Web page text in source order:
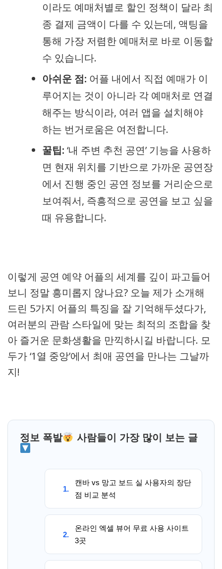
이라도 예매처별로 할인 정책이 달라 최
종 결제 금액이 다를 수 있는데, 액팅을
통해 가장 저렴한 예매처로 바로 이동할
수 있습니다.
아쉬운 점: 어플 내에서 직접 예매가 이
루어지는 것이 아니라 각 예매처로 연결
해주는 방식이라, 여러 앱을 설치해야
하는 번거로움은 여전합니다.
꿀팁: ‘내 주변 추천 공연’ 기능을 사용하
면 현재 위치를 기반으로 가까운 공연장
에서 진행 중인 공연 정보를 거리순으로
보여줘서, 즉흥적으로 공연을 보고 싶을
때 유용합니다.
이렇게 공연 예약 어플의 세계를 깊이 파고들어
보니 정말 흥미롭지 않나요? 오늘 제가 소개해
드린 5가지 어플의 특징을 잘 기억해두셨다가,
여러분의 관람 스타일에 맞는 최적의 조합을 찾
아 즐거운 문화생활을 만끽하시길 바랍니다. 모
두가 ‘1열 중앙’에서 최애 공연을 만나는 그날까
지!
정보 폭발 사람들이 가장 많이 보는 글
1.
캔바 vs 망고 보드 실 사용자의 장단
점 비교 분석
2.
온라인 엑셀 뷰어 무료 사용 사이트
3곳